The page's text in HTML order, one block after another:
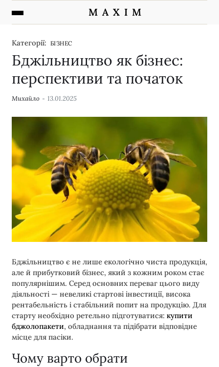
M A X I M
Категорії: БІЗНЕС
Бджільництво як бізнес:
перспективи та початок
Михайло 13.01.2025
Бджільництво є не лише екологічно чиста продукція,
але й прибутковий бізнес, який з кожним роком стає
популярнішим. Серед основних переваг цього виду
діяльності — невеликі стартові інвестиції, висока
рентабельність і стабільний попит на продукцію. Для
старту необхідно ретельно підготуватися: купити
бджолопакети, обладнання та підібрати відповідне
місце для пасіки.
Чому варто обрати